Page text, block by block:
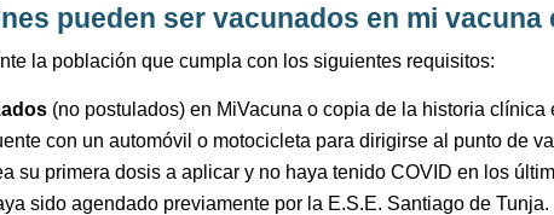
pueden ser vacunados en mi vacuna
la población que cumpla con los siguientes requisitos:
(no postulados) en MiVacuna o copia de la historia
con un automóvil o motocicleta para dirigirse al punto de
su primera dosis a aplicar y no haya tenido COVID en los
sido agendado previamente por la E.S.E. Santiago de Tunja.